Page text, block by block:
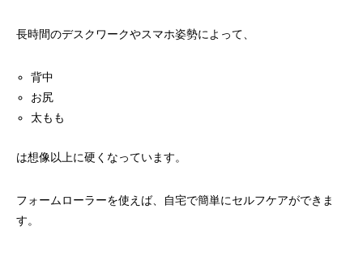
長時間のデスクワークやスマホ姿勢によって、
背中
お尻
太もも
は想像以上に硬くなっています。
フォームローラーを使えば、自宅で簡単にセルフケアができま
す。